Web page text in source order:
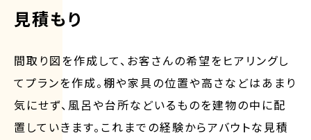
見積もり
間取り図を作成して、お客さんの希望をヒアリングし
てプランを作成。棚や家具の位置や高さなどはあまり
気にせず、風呂や台所などいるものを建物の中に配
置していきます。これまでの経験からアバウトな見積